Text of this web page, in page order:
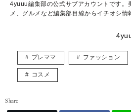
4yuuu編集部の公式サブアカウントです。
メ、グルメなど編集部目線からイチオシ情
プレママ ファッション
コスメ
Share